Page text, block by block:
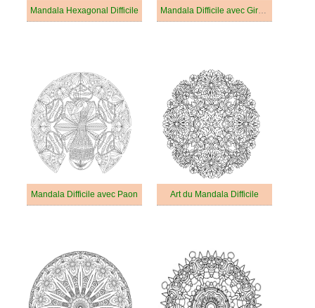
Mandala Hexagonal Difficile Mandala Difficile avec Girafe
Mandala Difficile avec Paon Art du Mandala Difficile